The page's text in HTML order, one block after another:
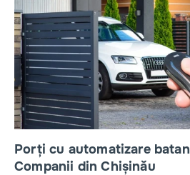
Porți cu automatizare
Companii din Chișinău